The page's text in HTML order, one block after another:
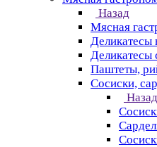
Назад
Мясная
Деликатесы
Деликатесы
Паштеты,
Сосиски,
Назад